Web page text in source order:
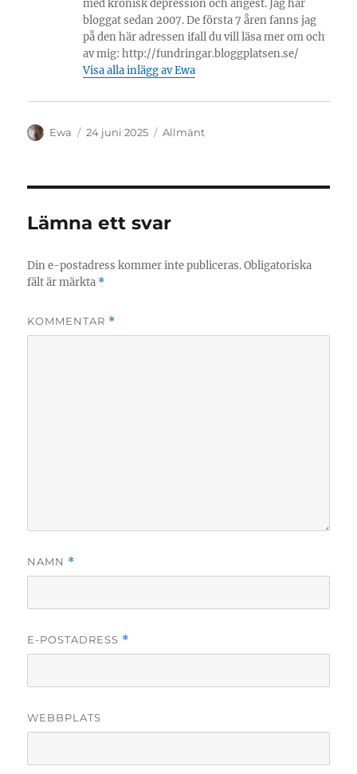
med kronisk depression och ångest. Jag har
bloggat sedan 2007. De första 7 åren fanns jag
på den här adressen ifall du vill läsa mer om och
av mig: http://fundringar.bloggplatsen.se/
Visa alla inlägg av Ewa
Författare
Ewa
Publicerat
24 juni 2025 Kategorier
Allmänt
Lämna ett svar
Din e-postadress kommer inte publiceras. Obligatoriska
fält är märkta *
KOMMENTAR *
NAMN *
E-POSTADRESS *
WEBBPLATS